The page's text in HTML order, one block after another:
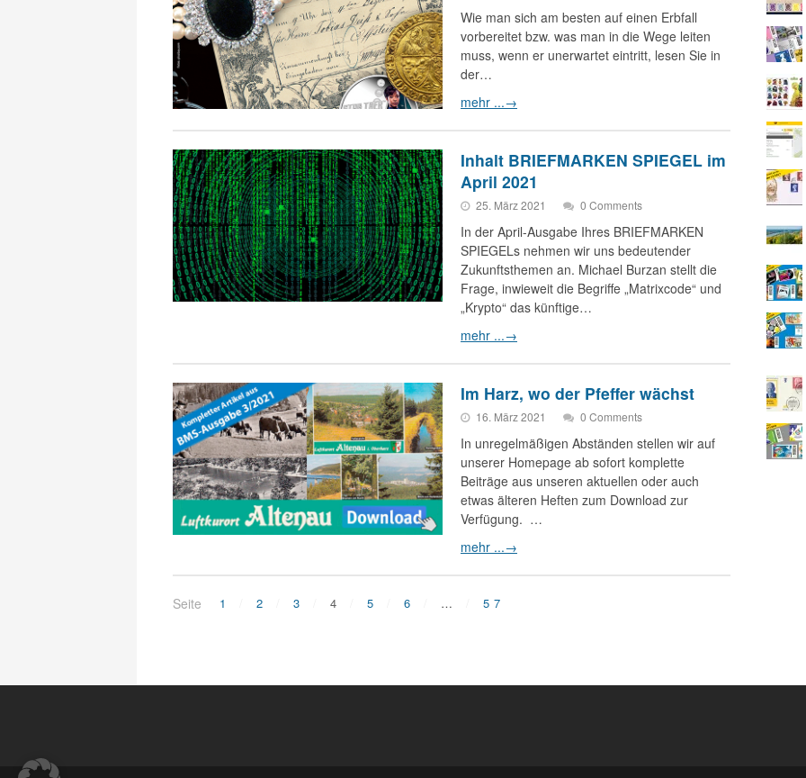
Wie man sich am besten auf einen Erbfall
vorbereitet bzw. was man in die Wege leiten
muss, wenn er unerwartet eintritt, lesen Sie in
der…
mehr ...→
Inhalt BRIEFMARKEN SPIEGEL im
April 2021
25. März 2021 0 Comments
In der April-Ausgabe Ihres BRIEFMARKEN
SPIEGELs nehmen wir uns bedeutender
Zukunftsthemen an. Michael Burzan stellt die
Frage, inwieweit die Begriffe „Matrixcode“ und
„Krypto“ das künftige…
mehr ...→
Im Harz, wo der Pfeffer wächst
16. März 2021 0 Comments
In unregelmäßigen Abständen stellen wir auf
unserer Homepage ab sofort komplette
Beiträge aus unseren aktuellen oder auch
etwas älteren Heften zum Download zur
Verfügung. …
mehr ...→
Seite 1 2 3 4 5 6 … 57